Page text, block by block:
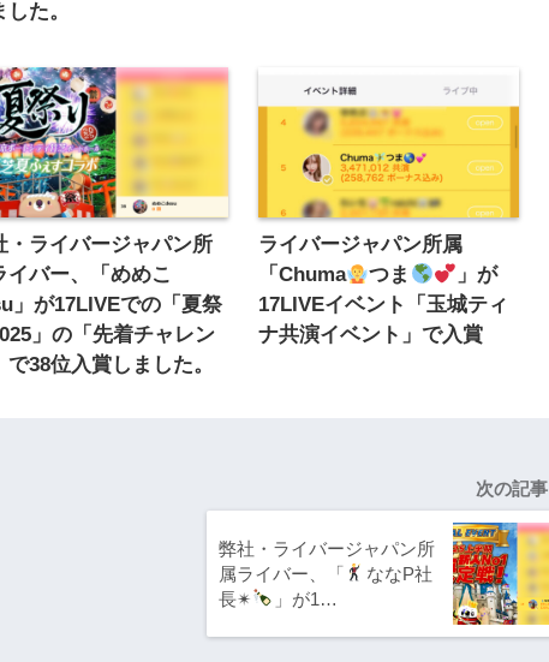
した。
・ライバージャパン所
イバー、「めめこ
」が17LIVEでの「夏祭
」の「先着チャレン
で38位入賞しました。
ライバージャパン所属
「Chuma
つま
」が
17LIVEイベント「玉城ティ
ナ共演イベント」で入賞
次の記事
弊社・ライバージャパン所
属ライバー、「
ななP社
長✴︎
」が1…